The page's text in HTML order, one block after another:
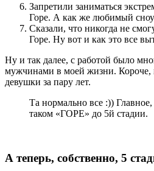
Запретили заниматься
Горе. А как же любимый
Сказали, что никогда не
Горе. Ну вот и как это все
Ну и так далее, с работой было
мужчинами в моей жизни. Короче,
девушки за пару лет.
Та нормально все :))
таком «ГОРЕ» до 5й стадии.
А теперь, собственно, 5